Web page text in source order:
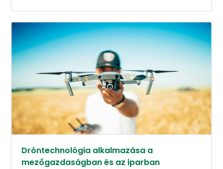
Dróntechnológia alkalmazása a
mezőgazdaságban és az iparban